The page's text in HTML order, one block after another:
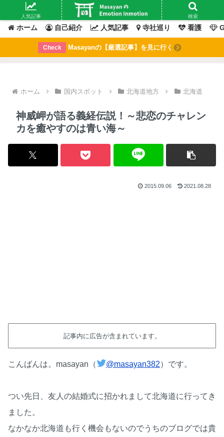
Masayanの「感情」が動いたその「瞬間」を綴るブログ
ホーム 自己紹介 人気記事 寺社巡り 看護
Check Masayanの【厳選記事】を見に行く
ホーム 国内スポット 北海道地方 北海道
神威岬が語る義経伝説！～悲恋のチャレン
カを癒やすのは青い海～
2015.09.06 2021.08.28
記事内に広告が含まれています。
こんばんは。masayan（ @masayan382）です。
つい先日、友人の結婚式に招かれまして北海道に行ってき
ました。
なかなか北海道も行く機会もないのでうちのブログでは貴
人気記事 検索